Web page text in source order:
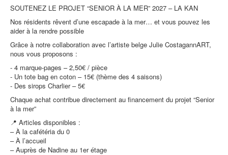
SOUTENEZ LE PROJET “SENIOR À LA MER” 2027 – LA KAN
Nos résidents rêvent d’une escapade à la mer… et vous pouvez les
aider à la rendre possible
Grâce à notre collaboration avec l’artiste belge Julie CostagannART,
nous vous proposons :
- 4 marque-pages – 2,50€ / pièce
- Un tote bag en coton – 15€ (thème des 4 saisons)
- Des sirops Charlier – 5€
Chaque achat contribue directement au financement du projet “Senior
à la mer”
📍 Articles disponibles :
– À la cafétéria du 0
– À l’accueil
– Auprès de Nadine au 1er étage